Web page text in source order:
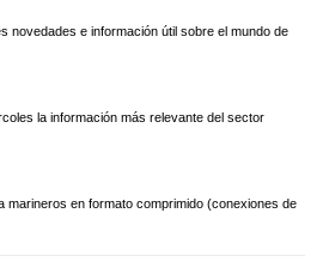
novedades e información útil sobre el mundo de
la información más relevante del sector
marineros en formato comprimido (conexiones de